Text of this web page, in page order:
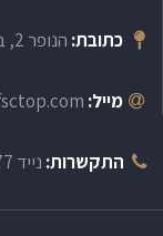
כתובת: הנופר 2, בית מנצור, קומה 3, רעננה 4366402
מייל:
התקשרות: נייד 054-4950777 משרד 03-7524010